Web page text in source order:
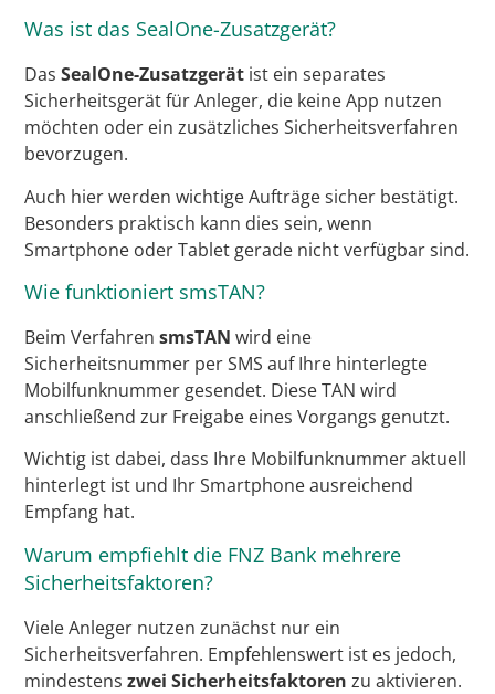
Was ist das SealOne-Zusatzgerät?
DasSealOne-Zusatzgerät ist ein separates
Sicherheitsgerät für Anleger, die keine App nutzen
möchten oder ein zusätzliches Sicherheitsverfahren
bevorzugen.
Auch hier werden wichtige Aufträge sicher bestätigt.
Besonders praktisch kann dies sein, wenn
Smartphone oder Tablet gerade nicht verfügbar sind.
Wie funktioniert smsTAN?
Beim VerfahrensmsTAN wird eine
Sicherheitsnummer per SMS auf Ihre hinterlegte
Mobilfunknummer gesendet. Diese TAN wird
anschließend zur Freigabe eines Vorgangs genutzt.
Wichtig ist dabei, dass Ihre Mobilfunknummer aktuell
hinterlegt ist und Ihr Smartphone ausreichend
Empfang hat.
Warum empfiehlt die FNZ Bank mehrere
Sicherheitsfaktoren?
Viele Anleger nutzen zunächst nur ein
Sicherheitsverfahren. Empfehlenswert ist es jedoch,
mindestenszwei Sicherheitsfaktoren zu aktivieren.